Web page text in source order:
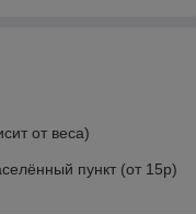
от веса)
пункт (от 15р)